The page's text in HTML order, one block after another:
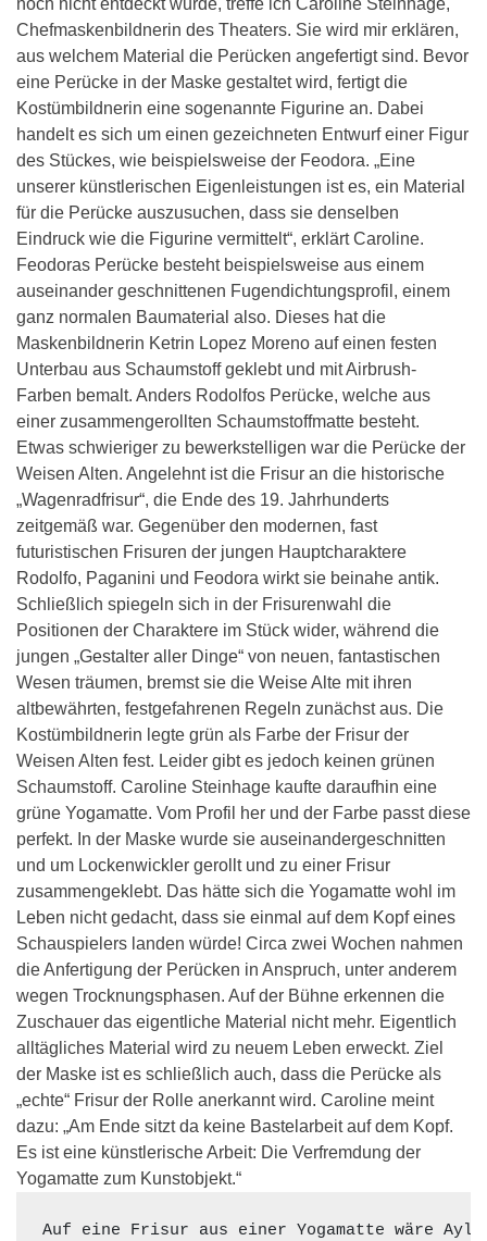
Chefmaskenbildnerin des Theaters. Sie wird mir erklären,
aus welchem Material die Perücken angefertigt sind. Bevor
eine Perücke in der Maske gestaltet wird, fertigt die
Kostümbildnerin eine sogenannte Figurine an. Dabei
handelt es sich um einen gezeichneten Entwurf einer Figur
des Stückes, wie beispielsweise der Feodora. „Eine
unserer künstlerischen Eigenleistungen ist es, ein Material
für die Perücke auszusuchen, dass sie denselben
Eindruck wie die Figurine vermittelt“, erklärt Caroline.
Feodoras Perücke besteht beispielsweise aus einem
auseinander geschnittenen Fugendichtungsprofil, einem
ganz normalen Baumaterial also. Dieses hat die
Maskenbildnerin Ketrin Lopez Moreno auf einen festen
Unterbau aus Schaumstoff geklebt und mit Airbrush-
Farben bemalt. Anders Rodolfos Perücke, welche aus
einer zusammengerollten Schaumstoffmatte besteht.
Etwas schwieriger zu bewerkstelligen war die Perücke der
Weisen Alten. Angelehnt ist die Frisur an die historische
„Wagenradfrisur“, die Ende des 19. Jahrhunderts
zeitgemäß war. Gegenüber den modernen, fast
futuristischen Frisuren der jungen Hauptcharaktere
Rodolfo, Paganini und Feodora wirkt sie beinahe antik.
Schließlich spiegeln sich in der Frisurenwahl die
Positionen der Charaktere im Stück wider, während die
jungen „Gestalter aller Dinge“ von neuen, fantastischen
Wesen träumen, bremst sie die Weise Alte mit ihren
altbewährten, festgefahrenen Regeln zunächst aus. Die
Kostümbildnerin legte grün als Farbe der Frisur der
Weisen Alten fest. Leider gibt es jedoch keinen grünen
Schaumstoff. Caroline Steinhage kaufte daraufhin eine
grüne Yogamatte. Vom Profil her und der Farbe passt diese
perfekt. In der Maske wurde sie auseinandergeschnitten
und um Lockenwickler gerollt und zu einer Frisur
zusammengeklebt. Das hätte sich die Yogamatte wohl im
Leben nicht gedacht, dass sie einmal auf dem Kopf eines
Schauspielers landen würde! Circa zwei Wochen nahmen
die Anfertigung der Perücken in Anspruch, unter anderem
wegen Trocknungsphasen. Auf der Bühne erkennen die
Zuschauer das eigentliche Material nicht mehr. Eigentlich
alltägliches Material wird zu neuem Leben erweckt. Ziel
der Maske ist es schließlich auch, dass die Perücke als
„echte“ Frisur der Rolle anerkannt wird. Caroline meint
dazu: „Am Ende sitzt da keine Bastelarbeit auf dem Kopf.
Es ist eine künstlerische Arbeit: Die Verfremdung der
Yogamatte zum Kunstobjekt.“
Auf eine Frisur aus einer Yogamatte wäre